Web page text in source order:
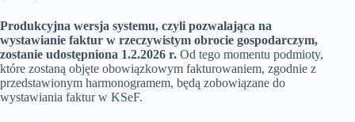
Produkcyjna wersja systemu, czyli pozwalająca na
wystawianie faktur w rzeczywistym obrocie gospodarczym,
zostanie udostępniona 1.2.2026 r. Od tego momentu podmioty,
które zostaną objęte obowiązkowym fakturowaniem, zgodnie z
przedstawionym harmonogramem, będą zobowiązane do
wystawiania faktur w KSeF.